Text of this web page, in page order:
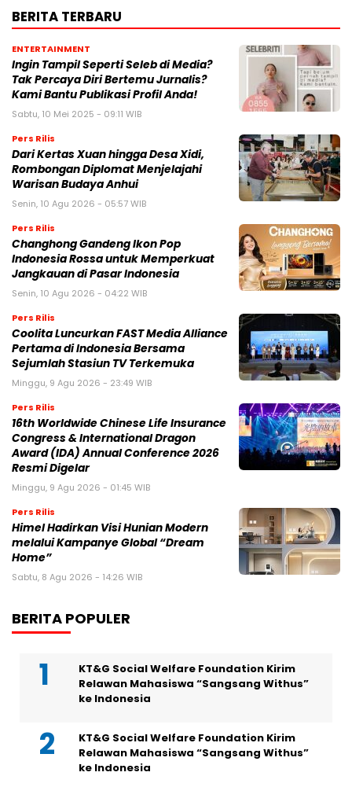
BERITA TERBARU
ENTERTAINMENT
Ingin Tampil Seperti Seleb di Media?
Tak Percaya Diri Bertemu Jurnalis?
Kami Bantu Publikasi Profil Anda!
Sabtu, 10 Mei 2025 - 09:11 WIB
Pers Rilis
Dari Kertas Xuan hingga Desa Xidi,
Rombongan Diplomat Menjelajahi
Warisan Budaya Anhui
Senin, 10 Agu 2026 - 05:57 WIB
Pers Rilis
Changhong Gandeng Ikon Pop
Indonesia Rossa untuk Memperkuat
Jangkauan di Pasar Indonesia
Senin, 10 Agu 2026 - 04:22 WIB
Pers Rilis
Coolita Luncurkan FAST Media Alliance
Pertama di Indonesia Bersama
Sejumlah Stasiun TV Terkemuka
Minggu, 9 Agu 2026 - 23:49 WIB
Pers Rilis
16th Worldwide Chinese Life Insurance
Congress & International Dragon
Award (IDA) Annual Conference 2026
Resmi Digelar
Minggu, 9 Agu 2026 - 01:45 WIB
Pers Rilis
Himel Hadirkan Visi Hunian Modern
melalui Kampanye Global “Dream
Home”
Sabtu, 8 Agu 2026 - 14:26 WIB
BERITA POPULER
KT&G Social Welfare Foundation Kirim
Relawan Mahasiswa “Sangsang Withus”
ke Indonesia
KT&G Social Welfare Foundation Kirim
Relawan Mahasiswa “Sangsang Withus”
ke Indonesia